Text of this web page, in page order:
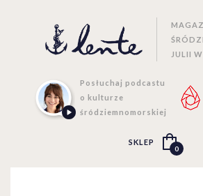
JULII
Posłuchaj podcastu
o kulturze
śródziemnomorskiej
SKLEP
0